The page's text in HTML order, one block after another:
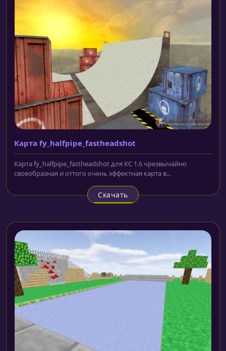
Карта fy_halfpipe_fastheadshot
Карта fy_halfpipe_fastheadshot для КС 1.6 чрезвычайно
своеобразная и оттого очень эффектная карта в...
Скачать